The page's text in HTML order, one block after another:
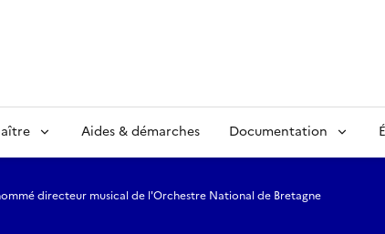
Aides & démarches Documentation
directeur musical de l'Orchestre National de Bretagne